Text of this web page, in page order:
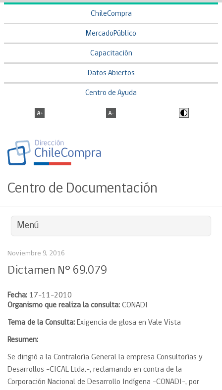
ChileCompra
MercadoPúblico
Capacitación
Datos Abiertos
Centro de Ayuda
Centro de Documentación
Menú
Noviembre 9, 2016
Dictamen N° 69.079
Fecha: 17-11-2010
Organismo que realiza la consulta: CONADI
Tema de la Consulta: Exigencia de glosa en Vale Vista
Resumen:
Se dirigió a la Contraloría General la empresa Consultorías y
Desarrollos -CICAL Ltda.-, reclamando en contra de la
Corporación Nacional de Desarrollo Indígena -CONADI-, por